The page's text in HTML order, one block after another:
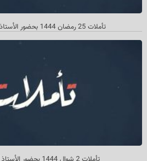
تأملات 25 رمضان 1444 بحضور الأستاذ أمین شرفي